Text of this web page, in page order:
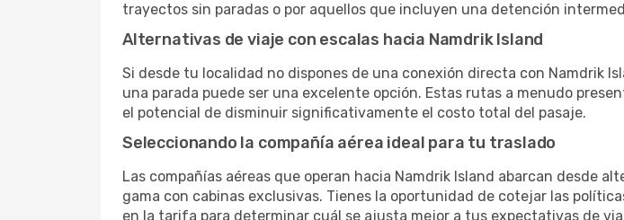
trayectos sin paradas o por aquellos que incluyen una detención
Alternativas de viaje con escalas hacia Namdrik Island
Si desde tu localidad no dispones de una conexión directa con Namdrik
una parada puede ser una excelente opción. Estas rutas a menudo
el potencial de disminuir significativamente el costo total del pasaje.
Seleccionando la compañía aérea ideal para tu traslado
Las compañías aéreas que operan hacia Namdrik Island abarcan desde
gama con cabinas exclusivas. Tienes la oportunidad de cotejar las
en la tarifa para determinar cuál se ajusta mejor a tus expectativas de